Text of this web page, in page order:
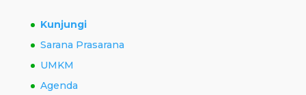
Kunjungi
Sarana Prasarana
UMKM
Agenda